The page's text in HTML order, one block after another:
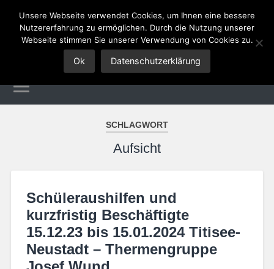
Tourismus Jobs
SCHLAGWORT
Aufsicht
Schüleraushilfen und
kurzfristig Beschäftigte
15.12.23 bis 15.01.2024 Titisee-
Neustadt – Thermengruppe
Unsere Webseite verwendet Cookies, um Ihnen eine bessere
Nutzererfahrung zu ermöglichen. Durch die Nutzung unserer
Webseite stimmen Sie unserer Verwendung von Cookies zu.
Ok Datenschutzerklärung